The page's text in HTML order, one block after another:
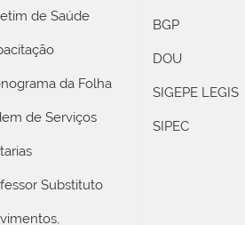
de Saúde
da Folha
de Serviços
Substituto
BGP
DOU
SIGEPE LEGIS
SIPEC